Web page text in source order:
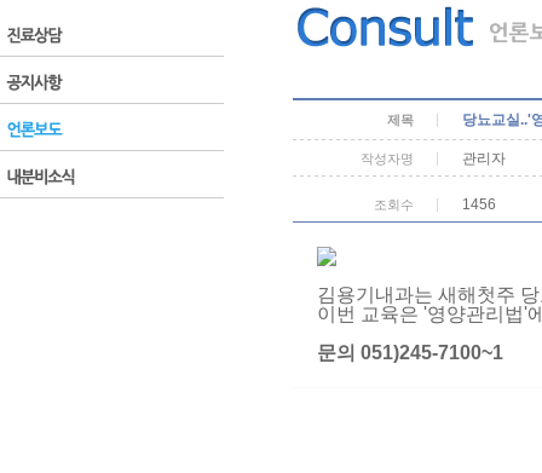
제목 당뇨교실..'
작성자명 관리자
조회수 1456
김용기내과는 새해첫주
이번 교육은 '영양관리법'
문의 051)245-7100~1